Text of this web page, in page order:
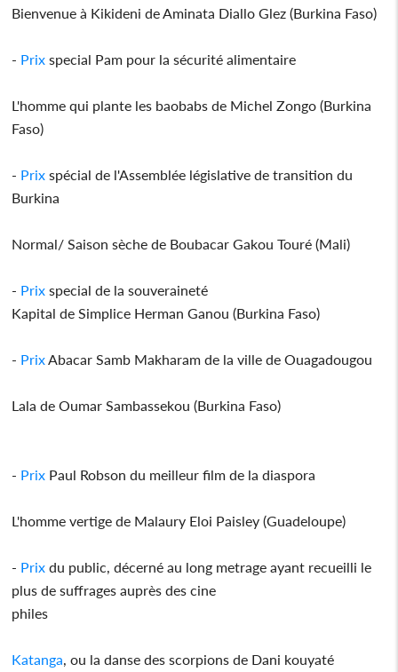
Bienvenue à Kikideni de Aminata Diallo Glez (Burkina Faso)
- Prix special Pam pour la sécurité alimentaire
L'homme qui plante les baobabs de Michel Zongo (Burkina
Faso)
- Prix spécial de l'Assemblée législative de transition du
Burkina
Normal/ Saison sèche de Boubacar Gakou Touré (Mali)
- Prix special de la souveraineté
Kapital de Simplice Herman Ganou (Burkina Faso)
- Prix Abacar Samb Makharam de la ville de Ouagadougou
Lala de Oumar Sambassekou (Burkina Faso)
- Prix Paul Robson du meilleur film de la diaspora
L'homme vertige de Malaury Eloi Paisley (Guadeloupe)
- Prix du public, décerné au long metrage ayant recueilli le
plus de suffrages auprès des cine
philes
Katanga , ou la danse des scorpions de Dani kouyaté